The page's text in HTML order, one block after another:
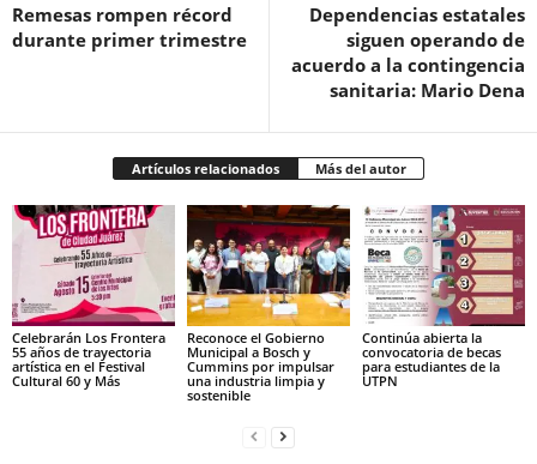
Remesas rompen récord
durante primer trimestre
Dependencias estatales
siguen operando de
acuerdo a la contingencia
sanitaria: Mario Dena
Artículos relacionados Más del autor
Celebrarán Los Frontera
55 años de trayectoria
artística en el Festival
Cultural 60 y Más
Reconoce el Gobierno
Municipal a Bosch y
Cummins por impulsar
una industria limpia y
sostenible
Continúa abierta la
convocatoria de becas
para estudiantes de la
UTPN